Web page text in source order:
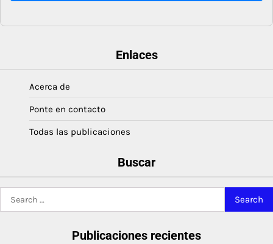
Enlaces
Acerca de
Ponte en contacto
Todas las publicaciones
Buscar
for:
Publicaciones recientes